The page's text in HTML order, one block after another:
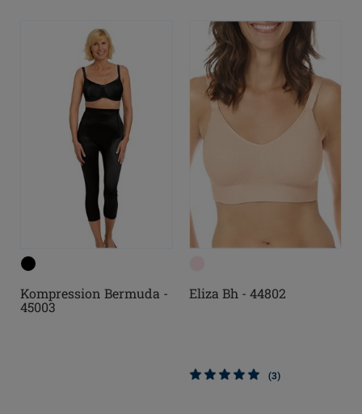
Kompression Bermuda -
45003
Eliza Bh - 44802
(3)